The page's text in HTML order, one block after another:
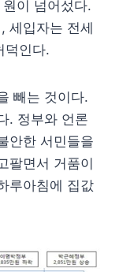
이 넘어섰다.
세입자는 전세
덕인다.
빼는 것이다.
. 정부와 언론
안한 서민들을
팔면서 거품이
루아침에 집값